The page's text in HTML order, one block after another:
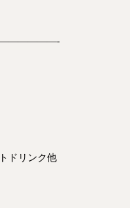
ドリンク他